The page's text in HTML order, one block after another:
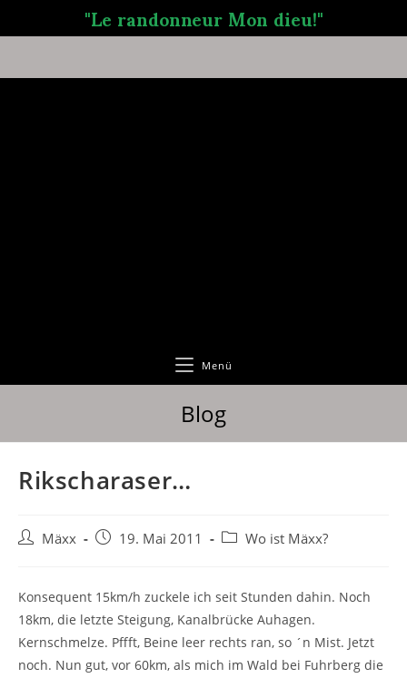
"Le randonneur Mon dieu!"
Menü
Blog
Rikscharaser…
Mäxx 19. Mai 2011 Wo ist Mäxx?
Konsequent 15km/h zuckele ich seit Stunden dahin. Noch
18km, die letzte Steigung, Kanalbrücke Auhagen.
Kernschmelze. Pffft, Beine leer rechts ran, so ´n Mist. Jetzt
noch. Nun gut, vor 60km, als mich im Wald bei Fuhrberg die